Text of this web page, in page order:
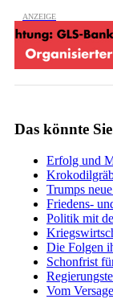
Das könnte
Erfolg und
Trumps
Friedens-
Politik mit
Die Folgen
Schonfrist
Vom